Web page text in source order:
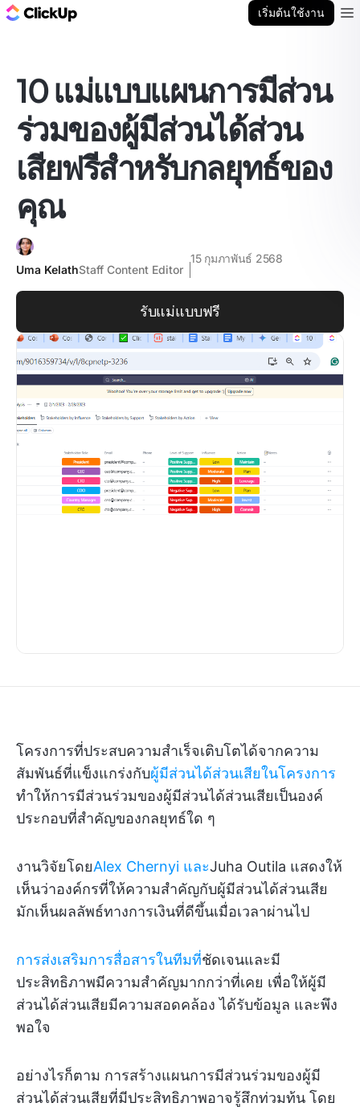
เริ่มต้นใช้งาน
10 แม่แบบแผนการมีส่วน
ร่วมของผู้มีส่วนได้ส่วน
เสียฟรีสำหรับกลยุทธ์ของ
คุณ
Uma KelathStaff Content Editor
15 กุมภาพันธ์ 2568
รับแม่แบบฟรี
โครงการที่ประสบความสำเร็จเติบโตได้จากความ
สัมพันธ์ที่แข็งแกร่งกับผู้มีส่วนได้ส่วนเสียในโครงการ
ทำให้การมีส่วนร่วมของผู้มีส่วนได้ส่วนเสียเป็นองค์
ประกอบที่สำคัญของกลยุทธ์ใด ๆ
งานวิจัยโดยAlex Chernyi และJuha Outila แสดงให้
เห็นว่าองค์กรที่ให้ความสำคัญกับผู้มีส่วนได้ส่วนเสีย
มักเห็นผลลัพธ์ทางการเงินที่ดีขึ้นเมื่อเวลาผ่านไป
การส่งเสริมการสื่อสารในทีมที่ชัดเจนและมี
ประสิทธิภาพมีความสำคัญมากกว่าที่เคย เพื่อให้ผู้มี
ส่วนได้ส่วนเสียมีความสอดคล้อง ได้รับข้อมูล และพึง
พอใจ
อย่างไรก็ตาม การสร้างแผนการมีส่วนร่วมของผู้มี
ส่วนได้ส่วนเสียที่มีประสิทธิภาพอาจรู้สึกท่วมท้น โดย